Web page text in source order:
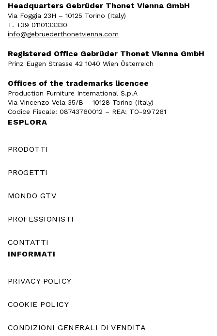
Headquarters Gebrüder Thonet Vienna GmbH
Via Foggia 23H – 10125 Torino (Italy)
T. +39 0110133330
info@gebruederthonetvienna.com
Registered Office Gebrüder Thonet Vienna GmbH
Prinz Eugen Strasse 42 1040 Wien Österreich
Offices of the trademarks licencee
Production Furniture International S.p.A
Via Vincenzo Vela 35/B – 10128 Torino (Italy)
Codice Fiscale: 08743760012 – REA: TO-997261
ESPLORA
PRODOTTI
PROGETTI
MONDO GTV
PROFESSIONISTI
CONTATTI
INFORMATI
PRIVACY POLICY
COOKIE POLICY
CONDIZIONI GENERALI DI VENDITA